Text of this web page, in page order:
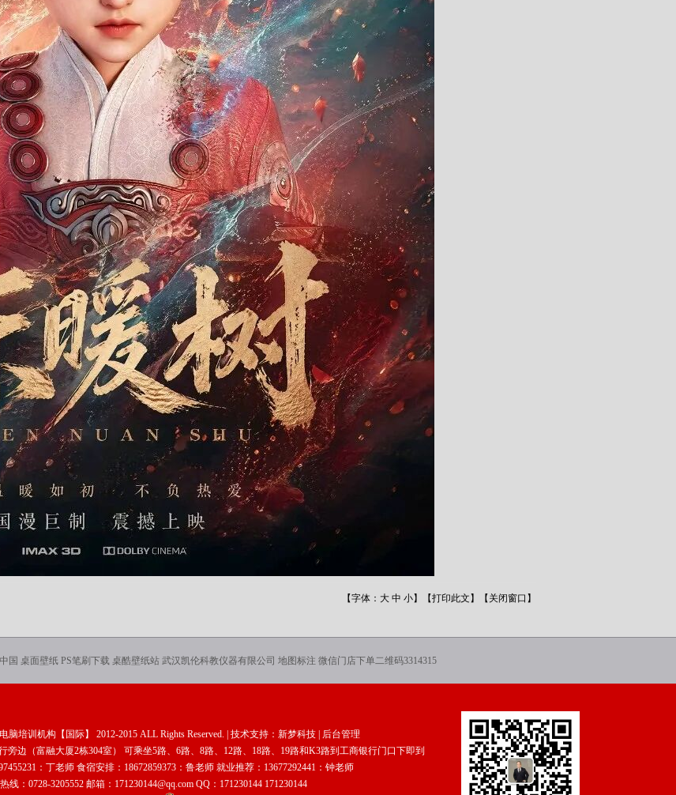
【字体： 大 中 小】【打印此文 】【 关闭窗口 】
国 桌面壁纸 PS笔刷下载 桌酷壁纸站 武汉凯伦科教仪器有限公司 地图标注 微信门店下单二维码3314315
脑培训机构【国际】 2012-2015 ALL Rights Reserved. | 技术支持： 新梦科技
后台管理
旁边（富融大厦2栋304室） 可乘坐5路、6路、8路、12路、18路、19路和K3路到工商银行门口下即到
：丁老师 食宿安排：18672859373：鲁老师 就业推荐：13677292441：钟老师
线：0728-3205552 邮箱： 171230144@qq.com QQ： 171230144 171230144